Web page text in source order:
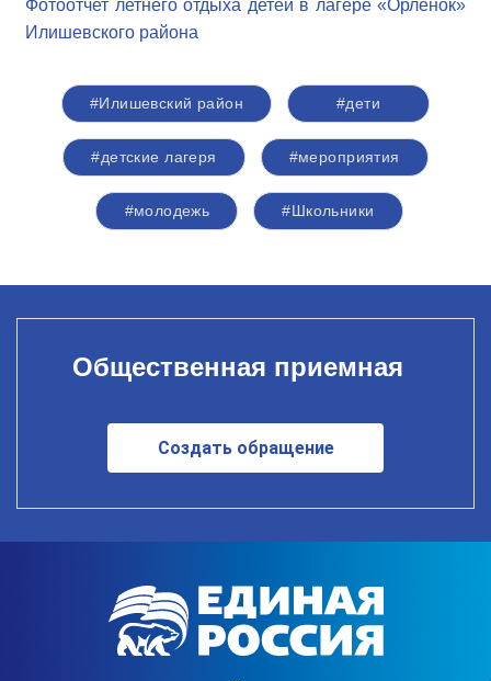
Фотоотчет летнего отдыха детей в лагере «Орленок»
Илишевского района
#Илишевский район #дети
#детские лагеря #мероприятия
#молодежь #Школьники
Общественная приемная
Создать обращение